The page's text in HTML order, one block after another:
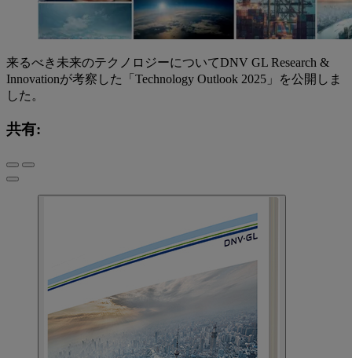
来るべき未来のテクノロジーについてDNV GL Research &
Innovationが考察した「Technology Outlook 2025」を公開しま
した。
共有: